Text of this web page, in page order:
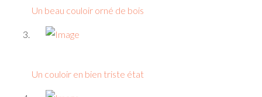
Un beau couloir orné de bois
Un couloir en bien triste état